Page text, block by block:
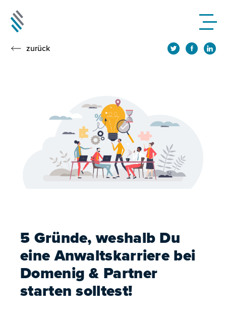
zurück
5 Gründe, weshalb Du
eine Anwaltskarriere bei
Domenig & Partner
starten solltest!